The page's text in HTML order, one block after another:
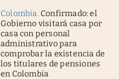
Colombia. Confirmado: el
Gobierno visitará casa por
casa con personal
administrativo para
comprobar la existencia de
los titulares de pensiones
en Colombia